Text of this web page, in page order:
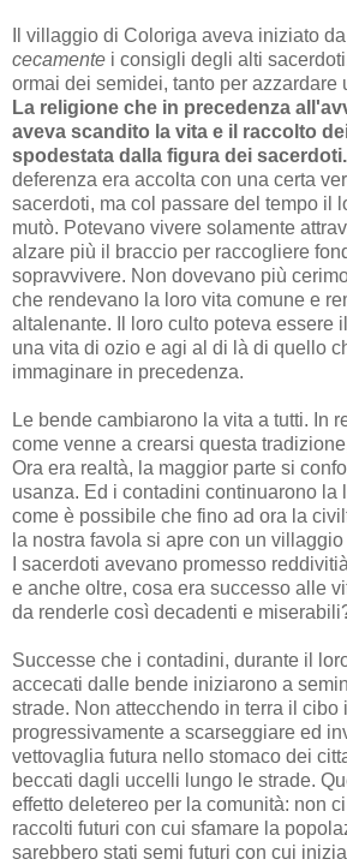
Il villaggio di Coloriga aveva iniziato
cecamente i consigli degli alti
ormai dei semidei, tanto per azzardare
La religione che in precedenza
aveva scandito la vita e il raccolto
spodestata dalla figura dei sacerdoti.
deferenza era accolta con una certa
sacerdoti, ma col passare del tempo il
mutò. Potevano vivere solamente
alzare più il braccio per raccogliere
sopravvivere. Non dovevano più
che rendevano la loro vita comune e
altalenante. Il loro culto poteva essere
una vita di ozio e agi al di là di quello
immaginare in precedenza.
Le bende cambiarono la vita a tutti. In
come venne a crearsi questa
Ora era realtà, la maggior parte si
usanza. Ed i contadini continuarono la
come è possibile che fino ad ora la
la nostra favola si apre con un
I sacerdoti avevano promesso
e anche oltre, cosa era successo alle
da renderle così decadenti e
Successe che i contadini, durante il
accecati dalle bende iniziarono a
strade. Non attecchendo in terra il cibo
progressivamente a scarseggiare ed
vettovaglia futura nello stomaco dei
beccati dagli uccelli lungo le strade.
effetto deletereo per la comunità: non
raccolti futuri con cui sfamare la
sarebbero stati semi futuri con cui